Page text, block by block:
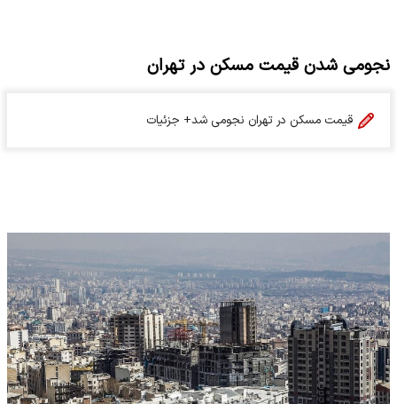
نجومی شدن قیمت مسکن در تهران
قیمت‌ مسکن در تهران نجومی شد+ جزئیات